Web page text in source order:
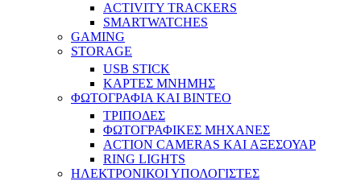
ACTIVITY TRACKERS
SMARTWATCHES
GAMING
STORAGE
USB STICK
ΚΑΡΤΕΣ ΜΝΗΜΗΣ
ΦΩΤΟΓΡΑΦΙΑ ΚΑΙ ΒΙΝΤΕΟ
ΤΡΙΠΟΔΕΣ
ΦΩΤΟΓΡΑΦΙΚΕΣ ΜΗΧΑΝΕΣ
ACTION CAMERAS KAI ΑΞΕΣΟΥΑΡ
RING LIGHTS
ΗΛΕΚΤΡΟΝΙΚΟΙ ΥΠΟΛΟΓΙΣΤΕΣ